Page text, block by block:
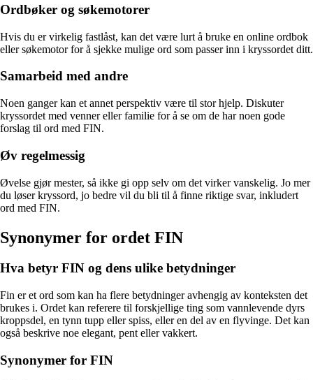
Ordbøker og søkemotorer
Hvis du er virkelig fastlåst, kan det være lurt å bruke en online ordbok
eller søkemotor for å sjekke mulige ord som passer inn i kryssordet ditt.
Samarbeid med andre
Noen ganger kan et annet perspektiv være til stor hjelp. Diskuter
kryssordet med venner eller familie for å se om de har noen gode
forslag til ord med FIN.
Øv regelmessig
Øvelse gjør mester, så ikke gi opp selv om det virker vanskelig. Jo mer
du løser kryssord, jo bedre vil du bli til å finne riktige svar, inkludert
ord med FIN.
Synonymer for ordet FIN
Hva betyr FIN og dens ulike betydninger
Fin er et ord som kan ha flere betydninger avhengig av konteksten det
brukes i. Ordet kan referere til forskjellige ting som vannlevende dyrs
kroppsdel, en tynn tupp eller spiss, eller en del av en flyvinge. Det kan
også beskrive noe elegant, pent eller vakkert.
Synonymer for FIN